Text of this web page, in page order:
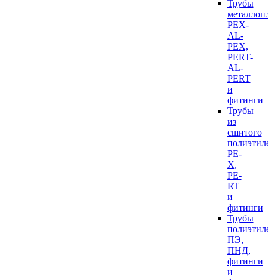
Трубы
PEX-
AL-
PEX,
PERT-
AL-
PERT
и
фитинги
Трубы
из
сшитого
PE-
X,
PE-
RT
и
фитинги
Трубы
ПЭ,
ПНД,
фитинги
и